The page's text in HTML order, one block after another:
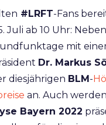
#LRFT-Fans
Juli ab 10 Uhr:
mit
Dr. Markus
diesjährigen BLM-
an. Auch
Bayern 2022